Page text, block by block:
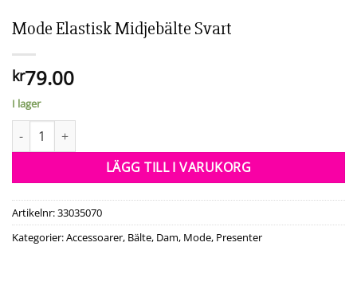
Mode Elastisk Midjebälte Svart
kr79.00
I lager
Mode Elastisk Midjebälte Svart mängd
LÄGG TILL I VARUKORG
Artikelnr:33035070
Kategorier:Accessoarer, Bälte, Dam, Mode, Presenter